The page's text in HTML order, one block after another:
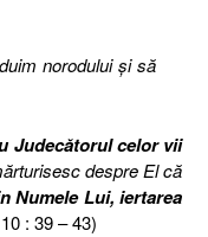
norodului şi să
Judecătorul celor vii
despre El că
Numele Lui, iertarea
: 39 – 43)